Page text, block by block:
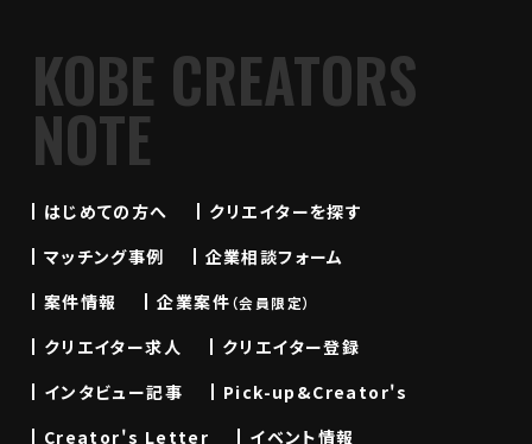
KOBE CREATORS
NOTE
はじめての方へ
クリエイターを探す
マッチング事例
企業相談フォーム
案件情報
企業案件（会員限定）
クリエイター求人
クリエイター登録
インタビュー記事
Pick-up&Creator's
Creator's Letter
イベント情報